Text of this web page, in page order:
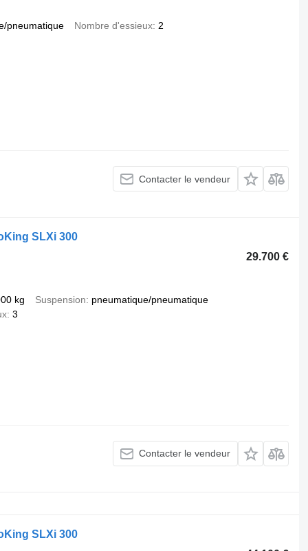
pneumatique Nombre d'essieux 2
Contacter le vendeur
SLXi 300
29.700 €
kg Suspension
pneumatique/pneumatique
3
Contacter le vendeur
SLXi 300